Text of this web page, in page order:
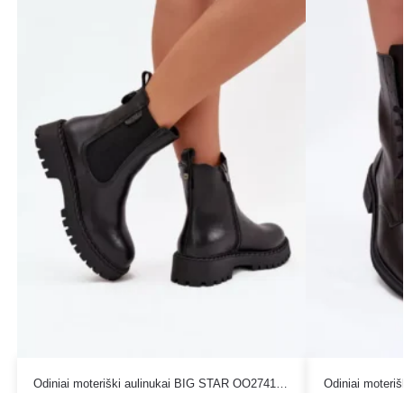
Odiniai moteriški aulinukai BIG STAR OO274109
Odiniai